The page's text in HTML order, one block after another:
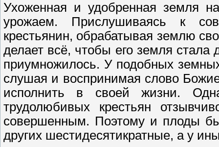
Ухоженная и удобренная земля
урожаем. Прислушиваясь к
крестьянин, обрабатывая землю
делает всё, чтобы его земля
приумножилось. У подобных
слушая и воспринимая слово
исполнить в своей жизни.
трудолюбивых крестьян
совершенным. Поэтому и плоды
других шестидесятикратные, а у